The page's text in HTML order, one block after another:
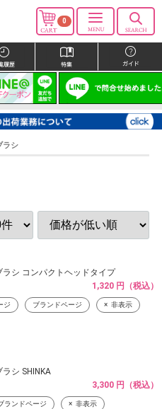
0
ラシ
ラシ コンパクトヘッドタイプ
1,320 円（税込）
ジ ブランドページ 非表示
シ SHINKA
3,300 円（税込）
ランドページ 非表示